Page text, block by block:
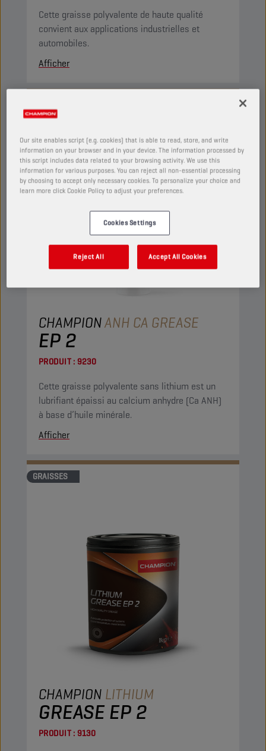
Cette graisse polyvalente de haute qualité
convient aux applications industrielles et
automobiles.
Afficher
CHAMPIONANH CA GREASE
EP 2
PRODUIT : 9230
Cette graisse polyvalente sans lithium est un
lubrifiant épaissi au calcium anhydre (Ca ANH)
à base d’huile minérale.
Afficher
GRAISSES
CHAMPION LITHIUM
GREASE EP 2
PRODUIT : 9130
Our site enables script (e.g. cookies) that is able to read, store, and write
information on your browser and in your device. The information processed by
this script includes data related to your browsing activity. We use this
information for various purposes. You can reject all non-essential processing
by choosing to accept only necessary cookies. To personalize your choice and
learn more click Cookie Policy to adjust your preferences.
Cookies Settings
Reject All Accept All Cookies